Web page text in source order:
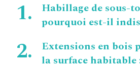
Habillage de sous-
pourquoi est-il
Extensions en bois
la surface habitable